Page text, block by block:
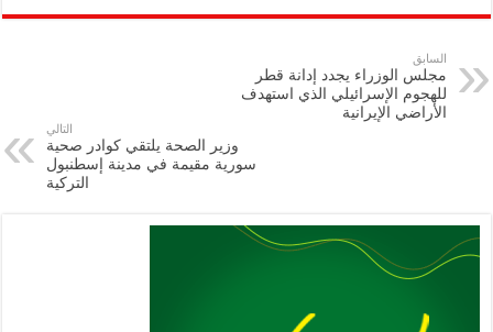
p
y
Li
n
eb
k
tt
nt
at
A
p
gr
ai
ar
السابق
مجلس الوزراء يجدد إدانة قطر
للهجوم الإسرائيلي الذي استهدف
الأراضي الإيرانية
التالي
وزير الصحة يلتقي كوادر صحية
سورية مقيمة في مدينة إسطنبول
التركية